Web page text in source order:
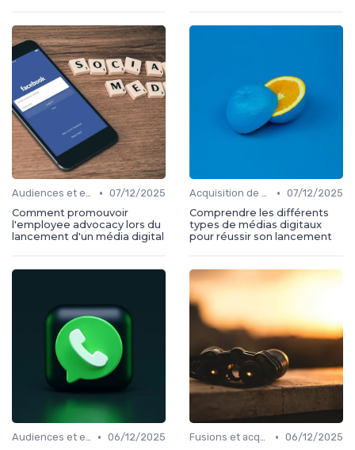
Audiences et engagement • 07/12/2025
Comment promouvoir
l'employee advocacy lors du
lancement d'un média digital
Acquisition de médias • 07/12/2025
Comprendre les différents
types de médias digitaux
pour réussir son lancement
Audiences et engagement • 06/12/2025
Fusions et acquisitions • 06/12/2025